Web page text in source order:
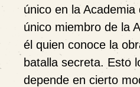
único en la
único miembro de la
él quien conoce la
batalla secreta. Esto
depende en cierto